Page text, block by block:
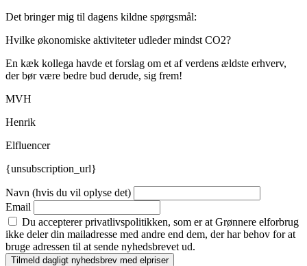
Det bringer mig til dagens kildne spørgsmål:
Hvilke økonomiske aktiviteter udleder mindst CO2?
En kæk kollega havde et forslag om et af verdens ældste erhverv,
der bør være bedre bud derude, sig frem!
MVH
Henrik
Elfluencer
{unsubscription_url}
Navn (hvis du vil oplyse det)
Email
Du accepterer privatlivspolitikken, som er at Grønnere elforbrug
ikke deler din mailadresse med andre end dem, der har behov for at
bruge adressen til at sende nyhedsbrevet ud.